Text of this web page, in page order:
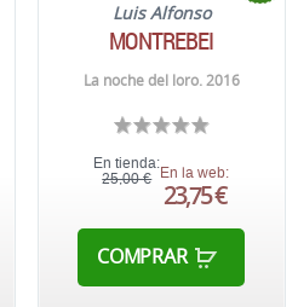
Luis Alfonso
MONTREBEI
La noche del loro. 2016
En tienda:
25,00 €
En la web:
23,75 €
COMPRAR